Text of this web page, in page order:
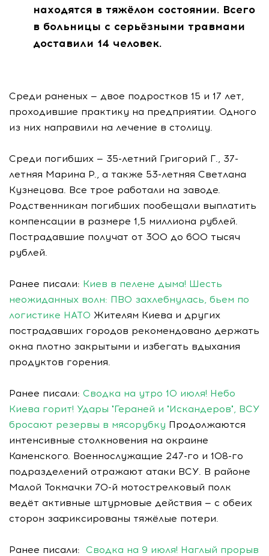
находятся в тяжёлом состоянии. Всего
в больницы с серьёзными травмами
доставили 14 человек.
Среди раненых — двое подростков 15 и 17 лет,
проходившие практику на предприятии. Одного
из них направили на лечение в столицу.
Среди погибших — 35-летний Григорий Г., 37-
летняя Марина Р., а также 53-летняя Светлана
Кузнецова. Все трое работали на заводе.
Родственникам погибших пообещали выплатить
компенсации в размере 1,5 миллиона рублей.
Пострадавшие получат от 300 до 600 тысяч
рублей.
Ранее писали: Киев в пелене дыма! Шесть
неожиданных волн: ПВО захлебнулась, бьем по
логистике НАТО Жителям Киева и других
пострадавших городов рекомендовано держать
окна плотно закрытыми и избегать вдыхания
продуктов горения.
Ранее писали: Сводка на утро 10 июля! Небо
Киева горит! Удары "Гераней и "Искандеров", ВСУ
бросают резервы в мясорубку Продолжаются
интенсивные столкновения на окраине
Каменского. Военнослужащие 247-го и 108-го
подразделений отражают атаки ВСУ. В районе
Малой Токмачки 70-й мотострелковый полк
ведёт активные штурмовые действия — с обеих
сторон зафиксированы тяжёлые потери.
Ранее писали: Сводка на 9 июля! Наглый прорыв